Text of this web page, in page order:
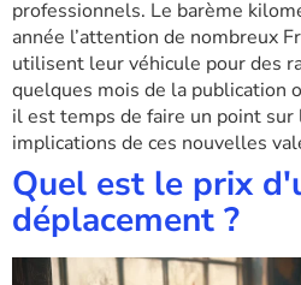
professionnels. Le barème
année l’attention de nombreux
utilisent leur véhicule pour des
quelques mois de la publication
il est temps de faire un point
implications de ces nouvelles
Quel est le prix
déplacement ?